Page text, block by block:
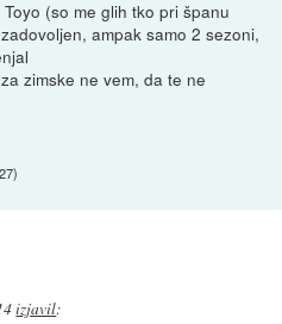
(so me glih tko pri španu
ampak samo 2 sezoni,
zimske ne vem, da te ne
)
izjavil: